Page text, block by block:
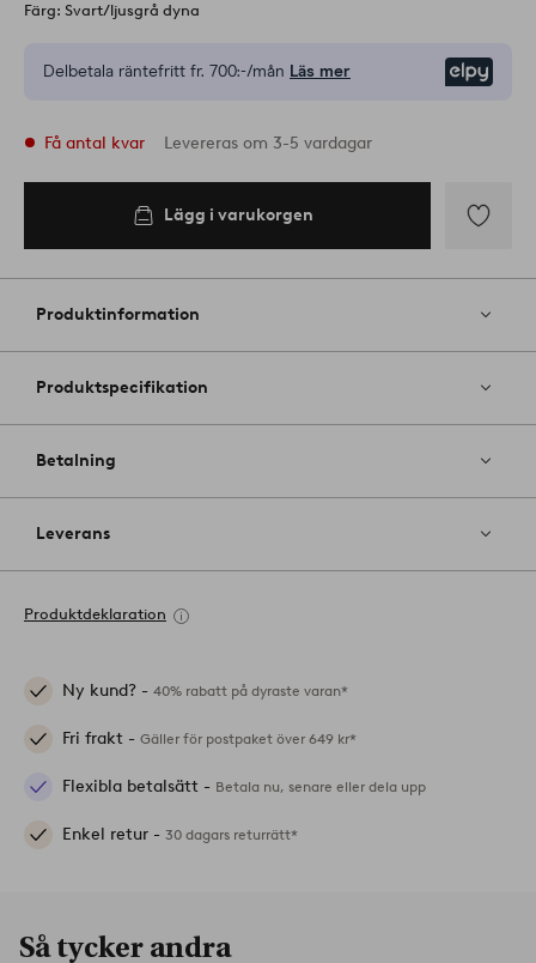
Färg: Svart/ljusgrå dyna
Delbetala räntefritt fr. 700:-/mån Läs mer
Få antal kvar Levereras om 3-5 vardagar
Lägg i varukorgen
till
favoriter
Produktinformation
Produktspecifikation
Betalning
Leverans
Produktdeklaration
Ny kund? - 40% rabatt på dyraste varan*
Fri frakt - Gäller för postpaket över 649 kr*
Flexibla betalsätt - Betala nu, senare eller dela upp
Enkel retur - 30 dagars returrätt*
Så tycker andra